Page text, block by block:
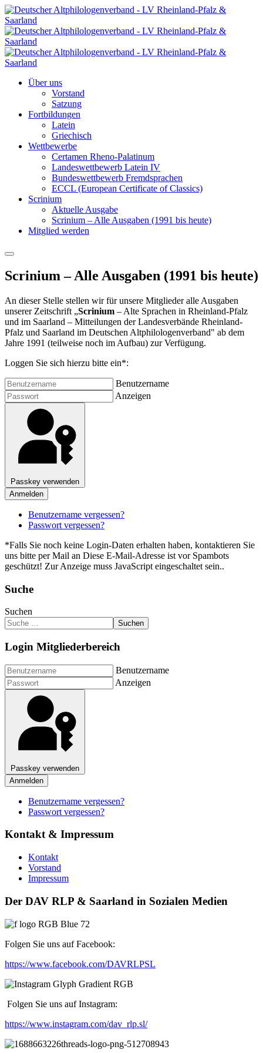
Über uns
Vorstand
Satzung
Fortbildungen
Latein
Griechisch
Wettbewerbe
Certamen Rheno-Palatinum
Landeswettbewerb Latein IV
Bundeswettbewerb Fremdsprachen
ECCL (European Certificate of Classics)
Scrinium
Aktuelle Ausgabe
Scrinium – Alle Ausgaben (1991 bis heute)
Mitglied werden
Scrinium – Alle Ausgaben (1991 bis heute)
An dieser Stelle stellen wir für unsere Mitglieder alle Ausgaben
unserer Zeitschrift „Scrinium – Alte Sprachen in Rheinland-Pfalz
und im Saarland – Mitteilungen der Landesverbände Rheinland-
Pfalz und Saarland im Deutschen Altphilologenverband" ab dem
Jahre 1991 (teilweise noch im Aufbau) zur Verfügung.
Loggen Sie sich hierzu bitte ein*:
Benutzername
Anzeigen
Passkey verwenden
Anmelden
Benutzername vergessen?
Passwort vergessen?
*Falls Sie noch keine Login-Daten erhalten haben, kontaktieren Sie
uns bitte per Mail an Diese E-Mail-Adresse ist vor Spambots
geschützt! Zur Anzeige muss JavaScript eingeschaltet sein..
Suche
Suchen
Suchen
Login Mitgliederbereich
Benutzername
Anzeigen
Passkey verwenden
Anmelden
Benutzername vergessen?
Passwort vergessen?
Kontakt & Impressum
Kontakt
Vorstand
Impressum
Der DAV RLP & Saarland in Sozialen Medien
Folgen Sie uns auf Facebook:
https://www.facebook.com/DAVRLPSL
Folgen Sie uns auf Instagram:
https://www.instagram.com/dav_rlp.sl/